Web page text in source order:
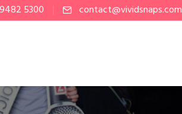
5300 contact@vividsnaps.com